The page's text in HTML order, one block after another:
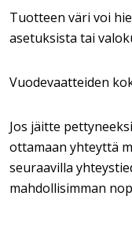
Tuotteen väri voi
asetuksista tai
Vuodevaatteiden
Jos jäitte
ottamaan yhteyttä
seuraavilla
mahdollisimman